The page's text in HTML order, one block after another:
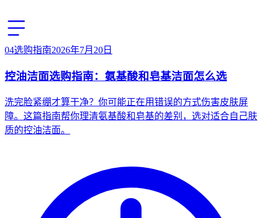
04选购指南2026年7月20日
控油洁面选购指南：氨基酸和皂基洁面怎么选
洗完脸紧绷才算干净？你可能正在用错误的方式伤害皮肤屏
障。这篇指南帮你理清氨基酸和皂基的差别，选对适合自己肤
质的控油洁面。